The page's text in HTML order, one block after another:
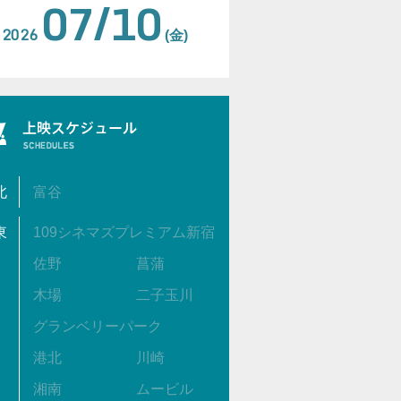
2026 07/10 (金)
富谷
109シネマズプレミアム新宿
佐野 菖蒲
木場 二子玉川
グランベリーパーク
港北 川崎
湘南 ムービル